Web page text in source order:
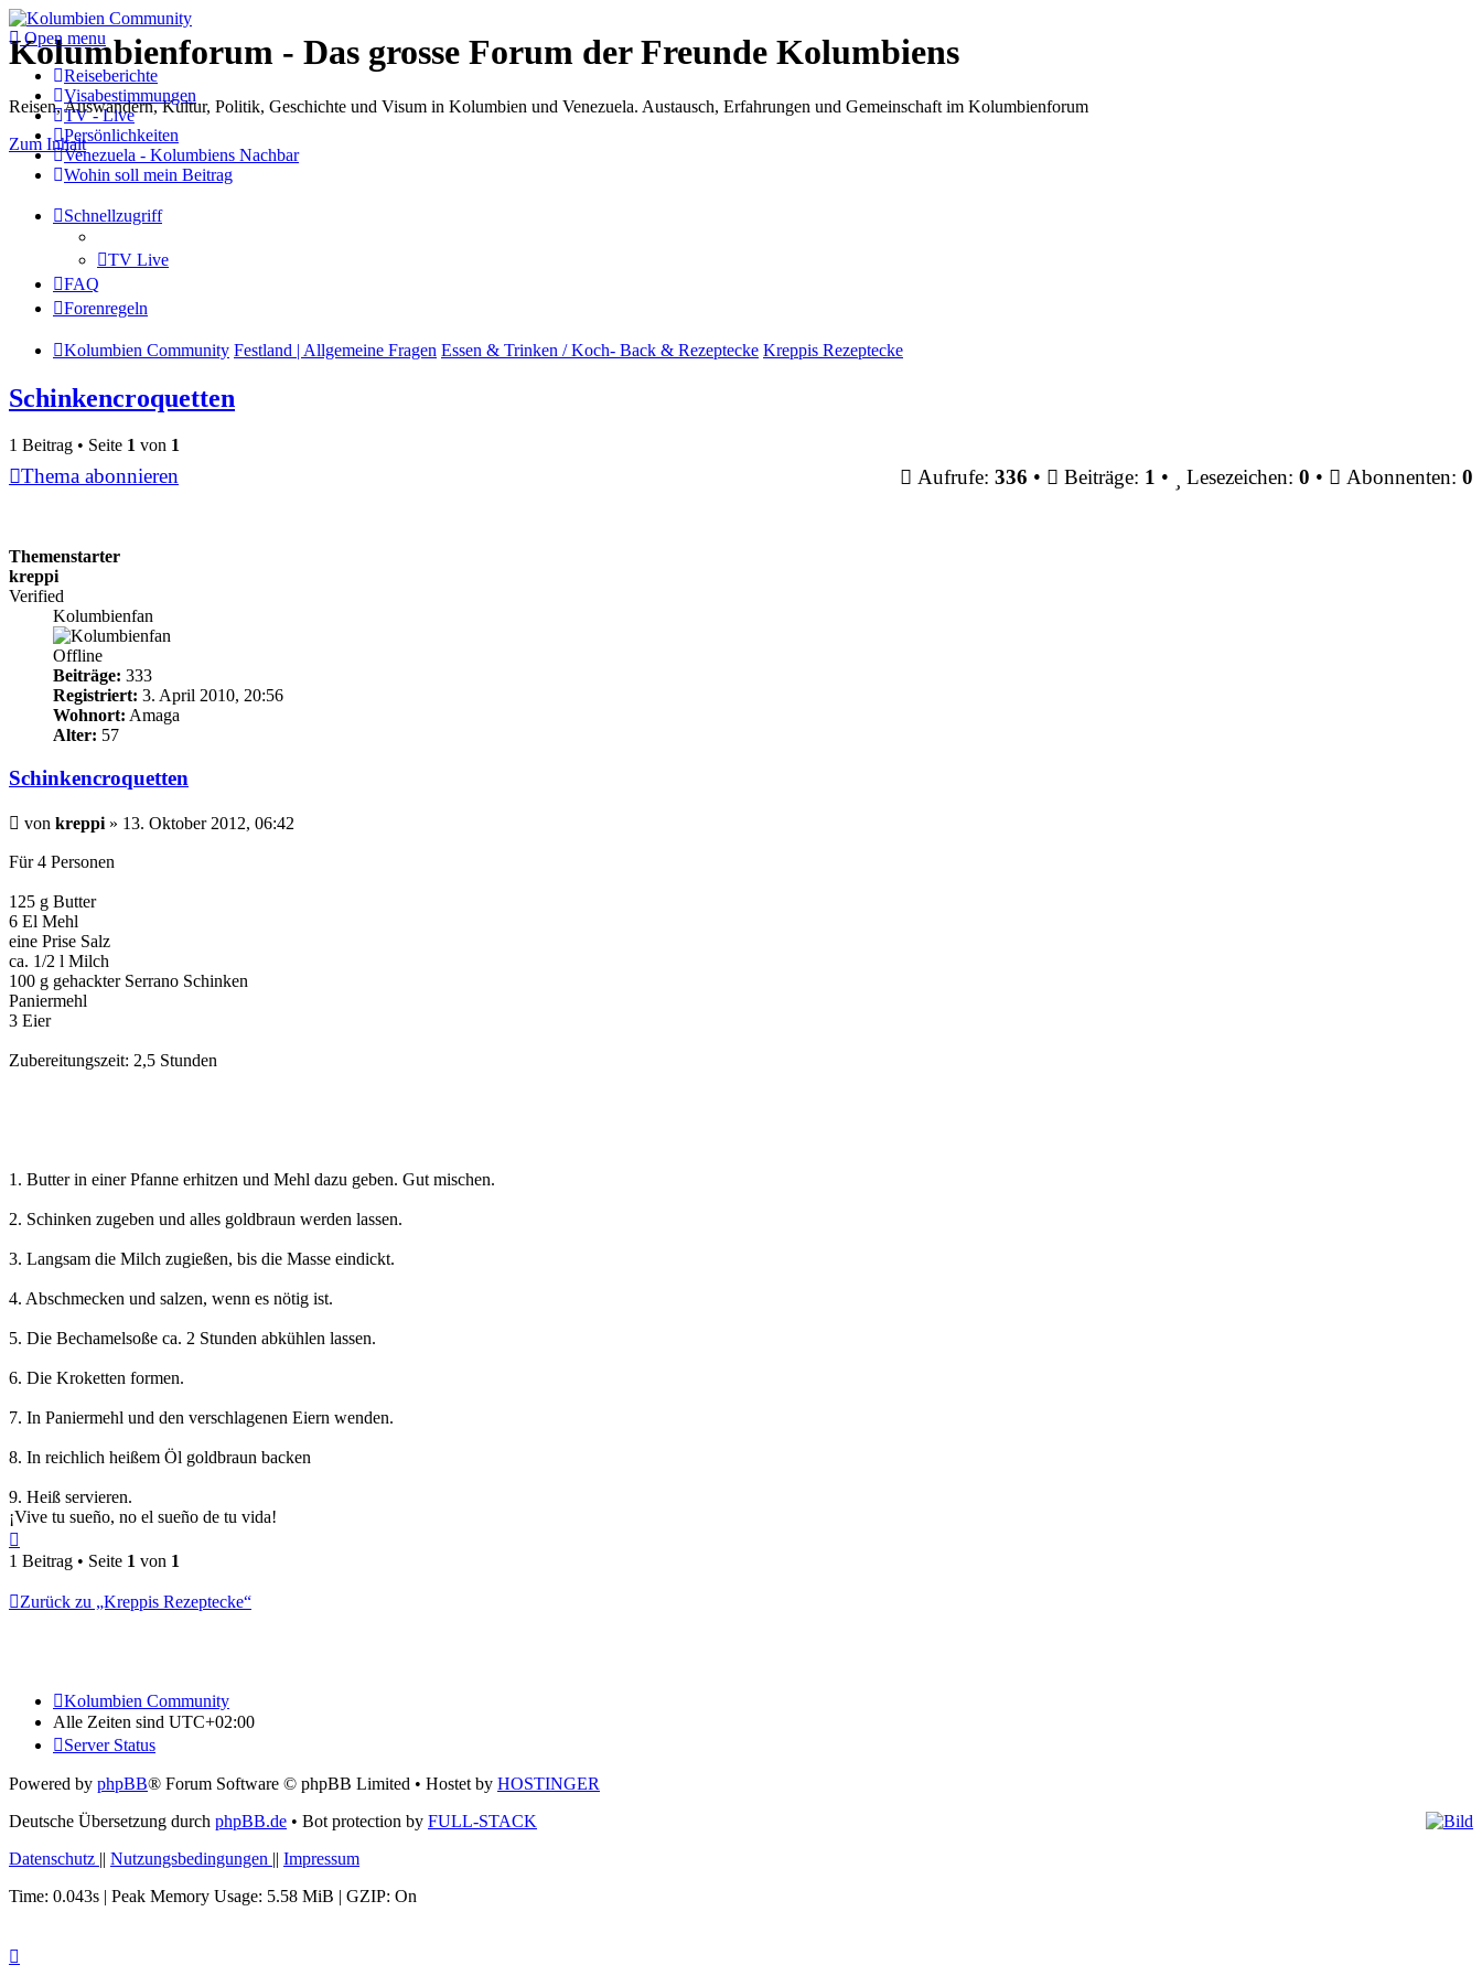
Kolumbienforum - Das grosse Forum der Freunde Kolumbiens
Reisen, Auswandern, Kultur, Politik, Geschichte und Visum in Kolumbien und Venezuela. Austausch, Erfahrungen und Gemeinschaft im Kolumbienforum
Zum Inhalt
Open menu
Reiseberichte
Visabestimmungen
TV - Live
Persönlichkeiten
Venezuela - Kolumbiens Nachbar
Wohin soll mein Beitrag
Schnellzugriff
TV Live
FAQ
Forenregeln
Kolumbien Community Festland | Allgemeine Fragen Essen & Trinken / Koch- Back & Rezeptecke Kreppis Rezeptecke
Schinkencroquetten
1 Beitrag • Seite 1 von 1
Thema abonnieren Aufrufe: 336 • Beiträge: 1 • Lesezeichen: 0 • Abonnenten: 0
Themenstarter
kreppi
Verified
Kolumbienfan
Offline
Beiträge: 333
Registriert: 3. April 2010, 20:56
Wohnort: Amaga
Alter: 57
Schinkencroquetten
Beitrag
von kreppi » 13. Oktober 2012, 06:42
Für 4 Personen
125 g Butter
6 El Mehl
eine Prise Salz
ca. 1/2 l Milch
100 g gehackter Serrano Schinken
Paniermehl
3 Eier
Zubereitungszeit: 2,5 Stunden
1. Butter in einer Pfanne erhitzen und Mehl dazu geben. Gut mischen.
2. Schinken zugeben und alles goldbraun werden lassen.
3. Langsam die Milch zugießen, bis die Masse eindickt.
4. Abschmecken und salzen, wenn es nötig ist.
5. Die Bechamelsoße ca. 2 Stunden abkühlen lassen.
6. Die Kroketten formen.
7. In Paniermehl und den verschlagenen Eiern wenden.
8. In reichlich heißem Öl goldbraun backen
9. Heiß servieren.
¡Vive tu sueño, no el sueño de tu vida!
oben
1 Beitrag • Seite 1 von 1
Zurück zu „Kreppis Rezeptecke“
Kolumbien Community
Alle Zeiten sind UTC+02:00
Server Status
Powered by phpBB® Forum Software © phpBB Limited • Hostet by HOSTINGER
Deutsche Übersetzung durch phpBB.de • Bot protection by FULL-STACK
Datenschutz || Nutzungsbedingungen || Impressum
Time: 0.043s | Peak Memory Usage: 5.58 MiB | GZIP: On